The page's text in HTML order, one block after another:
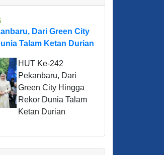
Dari Green City
Talam Ketan Durian
HUT Ke-242
Pekanbaru, Dari
Green City Hingga
Rekor Dunia Talam
Ketan Durian